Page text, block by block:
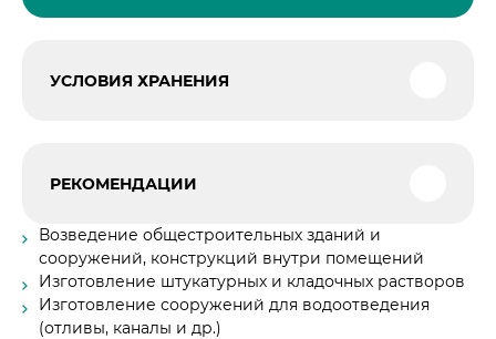
УСЛОВИЯ ХРАНЕНИЯ
РЕКОМЕНДАЦИИ
Возведение общестроительных зданий и
сооружений, конструкций внутри помещений
Изготовление штукатурных и кладочных растворов
Изготовление сооружений для водоотведения
(отливы, каналы и др.)